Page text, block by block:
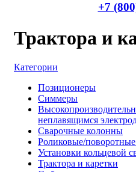
+7
Трактора и
Категории
Позиционеры
Симмеры
неплавящимся
Сварочные колонны
Роликовые/
Установки кольцевой
Трактора и каретки